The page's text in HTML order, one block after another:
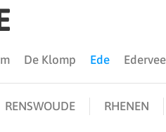
De Klomp Ede
RENSWOUDE RHENEN